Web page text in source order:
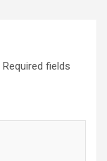
Required fields